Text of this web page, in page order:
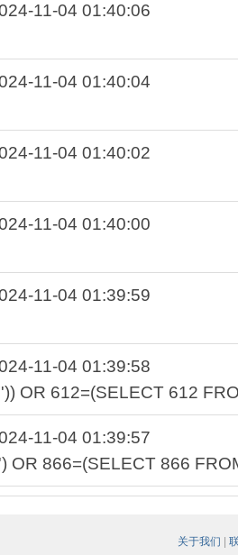
11-04 01:40:06
11-04 01:40:04
11-04 01:40:02
11-04 01:40:00
11-04 01:39:59
11-04 01:39:58
OR 612=(SELECT 612
11-04 01:39:57
OR 866=(SELECT 866
关于我们